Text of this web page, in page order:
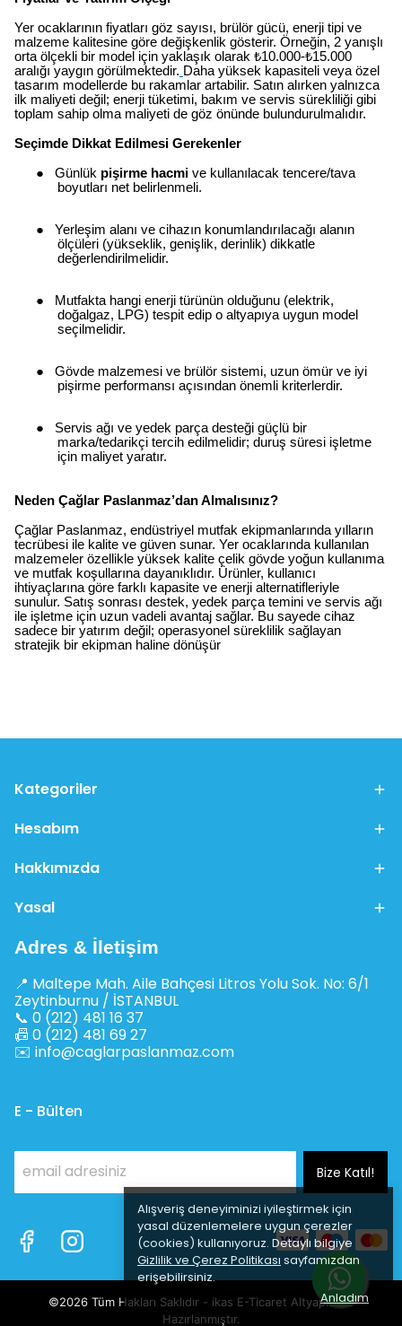
Alışveriş deneyiminizi iyileştirmek için
yasal düzenlemelere uygun çerezler
(cookies) kullanıyoruz. Detaylı bilgiye
Gizlilik ve Çerez Politikası sayfamızdan
erişebilirsiniz.
Anladım
Yer ocaklarının fiyatları göz sayısı, brülör gücü, enerji tipi ve
malzeme kalitesine göre değişkenlik gösterir. Örneğin, 2 yanışlı
orta ölçekli bir model için yaklaşık olarak ₺10.000-₺15.000
aralığı yaygın görülmektedir. Daha yüksek kapasiteli veya özel
tasarım modellerde bu rakamlar artabilir. Satın alırken yalnızca
ilk maliyeti değil; enerji tüketimi, bakım ve servis sürekliliği gibi
toplam sahip olma maliyeti de göz önünde bulundurulmalıdır.
Seçimde Dikkat Edilmesi Gerekenler
● Günlük pişirme hacmi ve kullanılacak tencere/tava
boyutları net belirlenmeli.
●
Yerleşim alanı ve cihazın konumlandırılacağı alanın
ölçüleri (yükseklik, genişlik, derinlik) dikkatle
değerlendirilmelidir.
●
Mutfakta hangi enerji türünün olduğunu (elektrik,
doğalgaz, LPG) tespit edip o altyapıya uygun model
seçilmelidir.
●
Gövde malzemesi ve brülör sistemi, uzun ömür ve iyi
pişirme performansı açısından önemli kriterlerdir.
●
Servis ağı ve yedek parça desteği güçlü bir
marka/tedarikçi tercih edilmelidir; duruş süresi işletme
için maliyet yaratır.
Neden Çağlar Paslanmaz’dan Almalısınız?
Çağlar Paslanmaz, endüstriyel mutfak ekipmanlarında yılların
tecrübesi ile kalite ve güven sunar. Yer ocaklarında kullanılan
malzemeler özellikle yüksek kalite çelik gövde yoğun kullanıma
ve mutfak koşullarına dayanıklıdır. Ürünler, kullanıcı
ihtiyaçlarına göre farklı kapasite ve enerji alternatifleriyle
sunulur. Satış sonrası destek, yedek parça temini ve servis ağı
ile işletme için uzun vadeli avantaj sağlar. Bu sayede cihaz
sadece bir yatırım değil; operasyonel süreklilik sağlayan
stratejik bir ekipman haline dönüşür
Kategoriler
Hesabım
Hakkımızda
Yasal
Adres & İletişim
📍 Maltepe Mah. Aile Bahçesi Litros Yolu Sok. No: 6/1
Zeytinburnu / İSTANBUL
📞 0 (212) 481 16 37
📠 0 (212) 481 69 27
✉️ info@caglarpaslanmaz.com
E - Bülten
Bize Katıl!
©2026 Tüm Hakları Saklıdır - ikas E-Ticaret Altyapısı ile
Hazırlanmıştır.